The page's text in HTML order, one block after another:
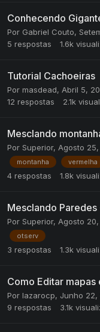
Conhecendo
Por Gabriel Couto,
5 respostas 1.6k
Tutorial Cachoeiras
Por masdead, Abril 5,
12 respostas 2.1k
Mesclando
Por Superior, Agosto 25,
montanha vermelha
4 respostas 1.8k
Mesclando
Por Superior, Agosto 20,
otserv
3 respostas 1.3k
Como Editar mapas
Por lazarocp, Junho 22,
9 respostas 3.1k